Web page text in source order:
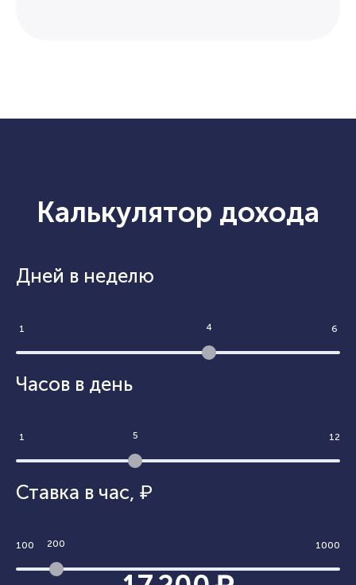
Калькулятор дохода
Дней в неделю
4
1 6
Часов в день
5
1 12
Ставка в час, ₽
200
100 1000